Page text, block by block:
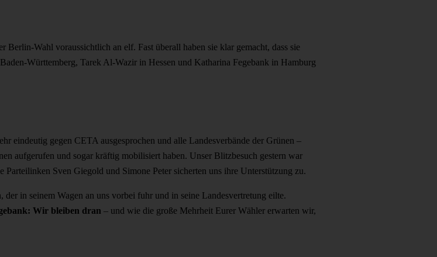
Wahl voraussichtlich an elf. Fast überall haben sie klar gemacht, dass sie
Württemberg, Tarek Al-Wazir in Hessen und Katharina Fegebank in Hamburg
eindeutig gegen CETA ausgesprochen und alle Landesverbände der Grünen –
aufgerufen und sogar kräftig mobilisiert haben. Unser Blitzbesuch gestern war
Sven Giegold und Simone Peter sicherten uns ihre Unterstützung zu.
in seinem Wagen an uns vorbei fuhr und in seine Landesvertretung eilte.
Wir bleiben dran – und wie die große Mehrheit Eurer Wähler erwarten wir,